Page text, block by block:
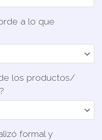
a lo que
los productos/
formal y